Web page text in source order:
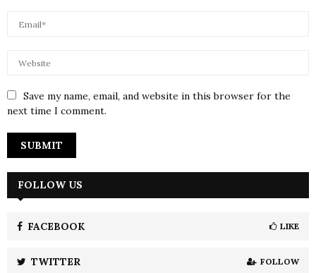
Save my name, email, and website in this browser for the
next time I comment.
FOLLOW US
FACEBOOK LIKE
TWITTER FOLLOW